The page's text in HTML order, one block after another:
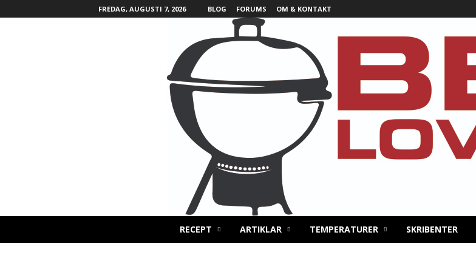
FREDAG, AUGUSTI 7, 2026 BLOG FORUMS OM & KONTAKT
RECEPT ARTIKLAR TEMPERATURER SKRIBENTER